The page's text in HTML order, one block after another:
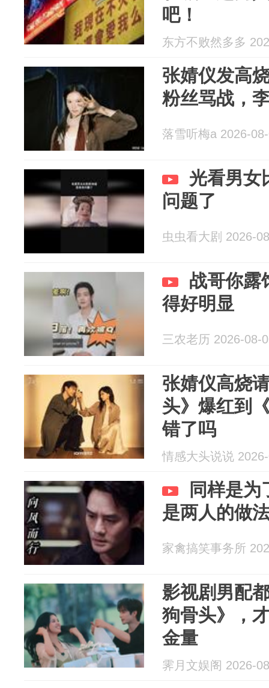
吧！
东方不败然多多
张婧仪发高
粉丝骂战，
落雪听梅a 2026-
光看男女
问题了
虫虫看大剧 2026-
战哥你露
得好明显
三农老历 2026-08-
张婧仪高烧
头》爆红到
错了吗
情感大头说说
同样是为
是两人的做
家禽搞笑事务所
影视剧男配
狗骨头》，
金量
霁月文娱阁 2026-